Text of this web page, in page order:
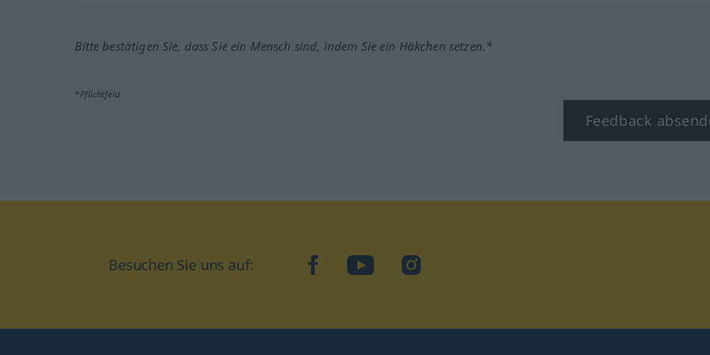
Bitte bestätigen Sie, dass Sie ein Mensch sind, indem Sie ein Häkchen setzen.*
*Pflichtfeld
Feedback
Besuchen Sie uns auf: facebookYouTubeInstagram